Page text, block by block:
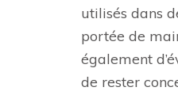
utilisés dans
portée de
également
de rester